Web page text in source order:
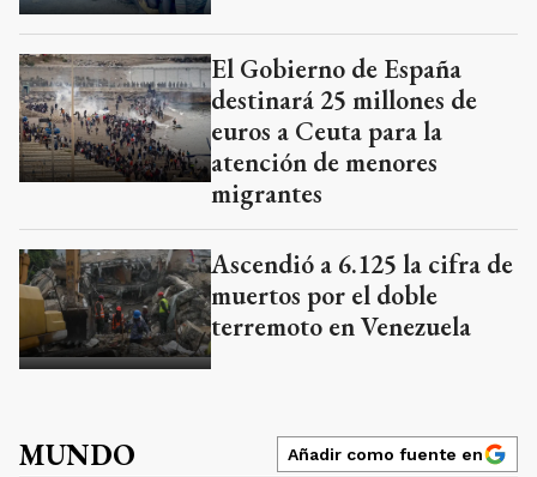
El Gobierno de España
destinará 25 millones de
euros a Ceuta para la
atención de menores
migrantes
Ascendió a 6.125 la cifra de
muertos por el doble
terremoto en Venezuela
MUNDO Añadir como fuente en